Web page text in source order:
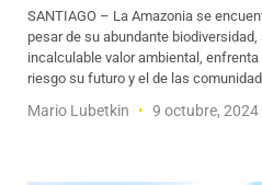
SANTIAGO – La Amazonia se
pesar de su abundante
incalculable valor ambiental,
riesgo su futuro y el de las
Mario Lubetkin 9 octubre, 2024